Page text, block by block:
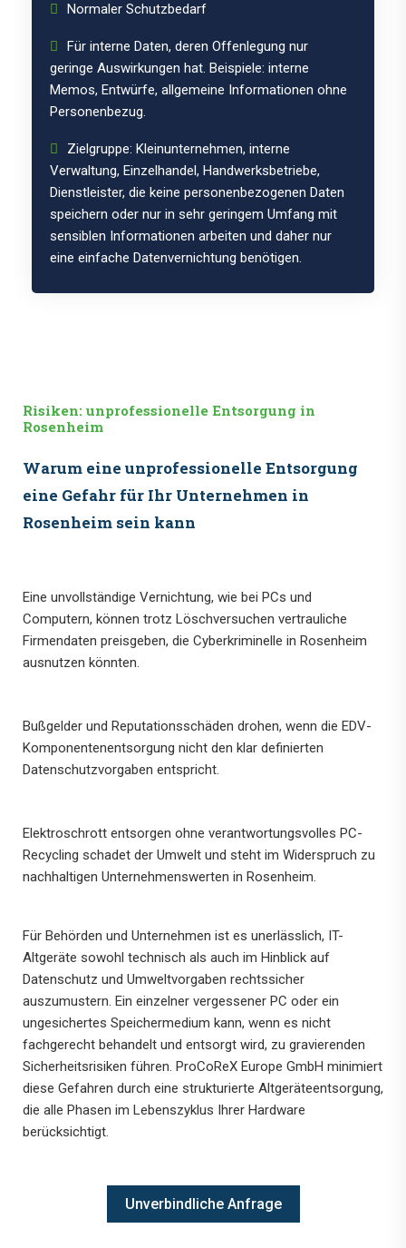
Normaler Schutzbedarf
Für interne Daten, deren Offenlegung nur
geringe Auswirkungen hat. Beispiele: interne
Memos, Entwürfe, allgemeine Informationen ohne
Personenbezug.
Zielgruppe: Kleinunternehmen, interne
Verwaltung, Einzelhandel, Handwerksbetriebe,
Dienstleister, die keine personenbezogenen Daten
speichern oder nur in sehr geringem Umfang mit
sensiblen Informationen arbeiten und daher nur
eine einfache Datenvernichtung benötigen.
Risiken: unprofessionelle Entsorgung in
Rosenheim
Warum eine unprofessionelle Entsorgung
eine Gefahr für Ihr Unternehmen in
Rosenheim sein kann
Eine unvollständige Vernichtung, wie bei PCs und
Computern, können trotz Löschversuchen vertrauliche
Firmendaten preisgeben, die Cyberkriminelle in Rosenheim
ausnutzen könnten.
Bußgelder und Reputationsschäden drohen, wenn die EDV-
Komponentenentsorgung nicht den klar definierten
Datenschutzvorgaben entspricht.
Elektroschrott entsorgen ohne verantwortungsvolles PC-
Recycling schadet der Umwelt und steht im Widerspruch zu
nachhaltigen Unternehmenswerten in Rosenheim.
Für Behörden und Unternehmen ist es unerlässlich, IT-
Altgeräte sowohl technisch als auch im Hinblick auf
Datenschutz und Umweltvorgaben rechtssicher
auszumustern. Ein einzelner vergessener PC oder ein
ungesichertes Speichermedium kann, wenn es nicht
fachgerecht behandelt und entsorgt wird, zu gravierenden
Sicherheitsrisiken führen. ProCoReX Europe GmbH minimiert
diese Gefahren durch eine strukturierte Altgeräteentsorgung,
die alle Phasen im Lebenszyklus Ihrer Hardware
berücksichtigt.
Unverbindliche Anfrage